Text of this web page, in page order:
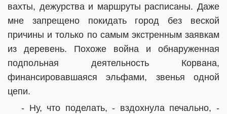
вахты, дежурства и маршруты расписаны. Даже
мне запрещено покидать город без веской
причины и только по самым экстренным заявкам
из деревень. Похоже война и обнаруженная
подпольная деятельность Корвана,
финансировавшаяся эльфами, звенья одной
цепи.
- Ну, что поделать, - вздохнула печально, -